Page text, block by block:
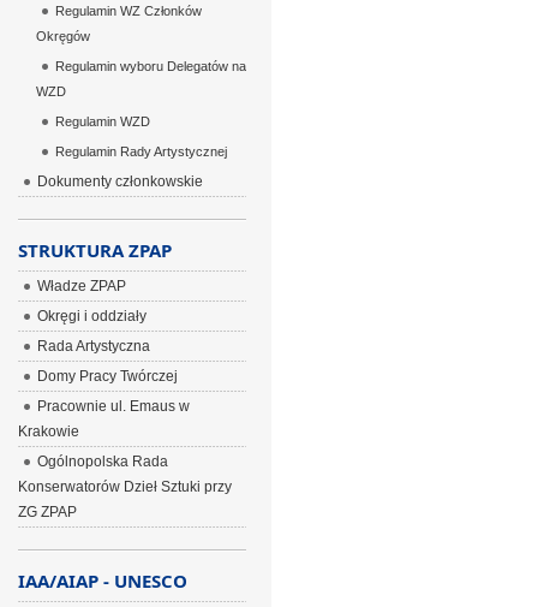
Regulamin WZ Członków
Okręgów
Regulamin wyboru Delegatów na
WZD
Regulamin WZD
Regulamin Rady Artystycznej
Dokumenty członkowskie
STRUKTURA ZPAP
Władze ZPAP
Okręgi i oddziały
Rada Artystyczna
Domy Pracy Twórczej
Pracownie ul. Emaus w
Krakowie
Ogólnopolska Rada
Konserwatorów Dzieł Sztuki przy
ZG ZPAP
IAA/AIAP - UNESCO